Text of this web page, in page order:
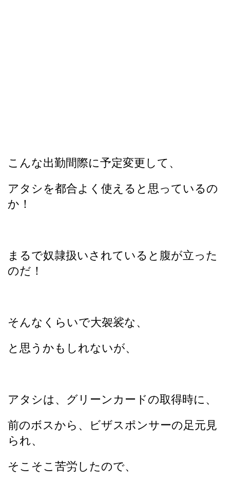
こんな出勤間際に予定変更して、
アタシを都合よく使えると思っているの
か！
まるで奴隷扱いされていると腹が立った
のだ！
そんなくらいで大袈裟な、
と思うかもしれないが、
アタシは、グリーンカードの取得時に、
前のボスから、ビザスポンサーの足元見
られ、
そこそこ苦労したので、